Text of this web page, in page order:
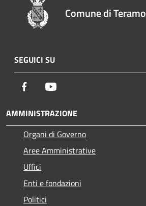
Comune di Teramo
SEGUICI SU
Facebook
AMMINISTRAZIONE
Organi di Governo
Aree Amministrative
Uffici
Enti e fondazioni
Politici